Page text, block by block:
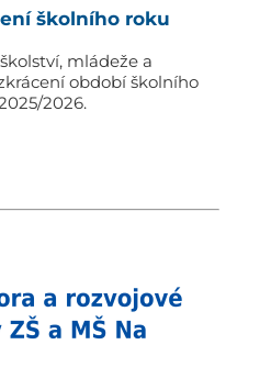
školního roku
mládeže a
období školního
2026.